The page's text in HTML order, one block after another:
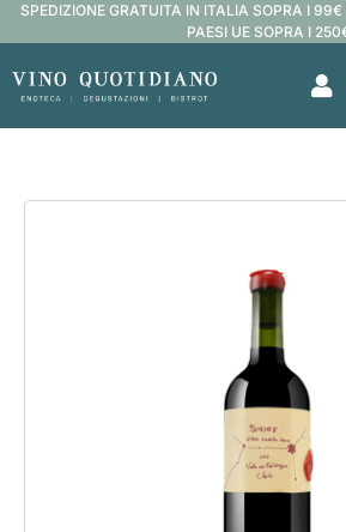
SPEDIZIONE GRATUITA IN ITALIA SOPRA I
PAESI UE SOPRA I